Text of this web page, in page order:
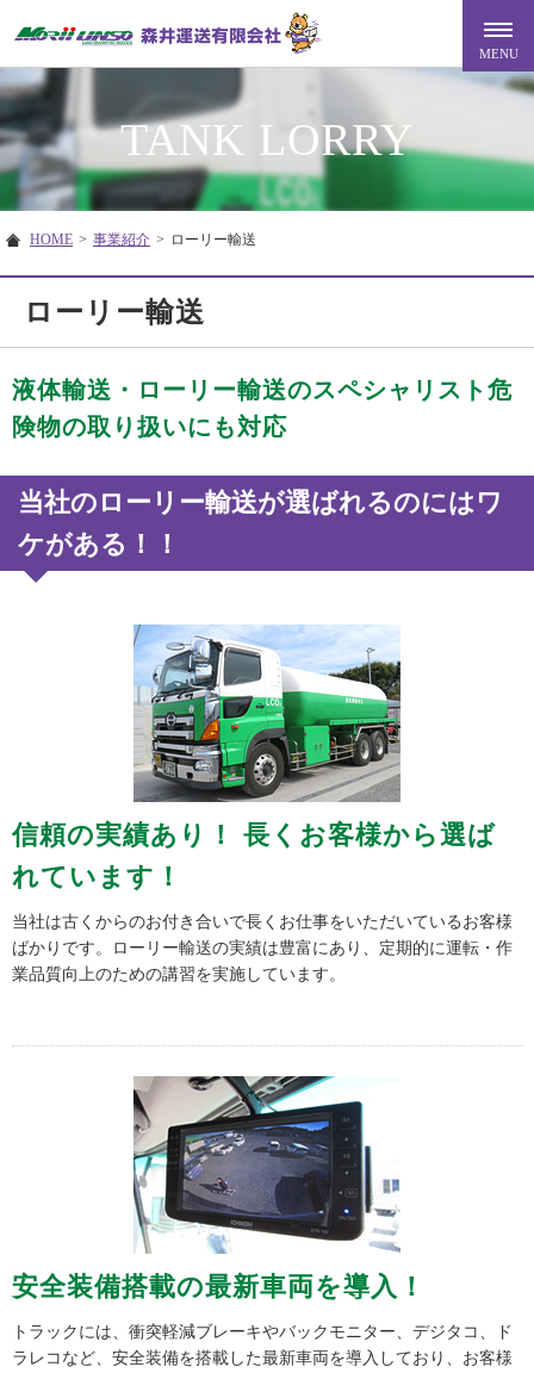
TANK LORRY
HOME > 事業紹介 > ローリー輸送
ローリー輸送
液体輸送・ローリー輸送のスペシャリスト危
険物の取り扱いにも対応
当社のローリー輸送が選ばれるのにはワ
ケがある！！
信頼の実績あり！
長くお客様から選ば
れています！
当社は古くからのお付き合いで長くお仕事をいただいているお客様
ばかりです。ローリー輸送の実績は豊富にあり、定期的に運転・作
業品質向上のための講習を実施しています。
安全装備搭載の最新車両を導入！
トラックには、衝突軽減ブレーキやバックモニター、デジタコ、ド
ラレコなど、安全装備を搭載した最新車両を導入しており、お客様